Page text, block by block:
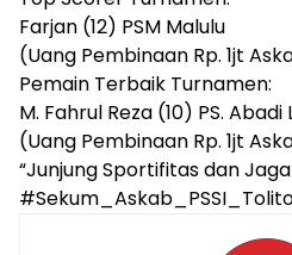
Farjan (12) PSM Malulu
(Uang Pembinaan Rp. 1jt
Pemain Terbaik Turnamen:
M. Fahrul Reza (10) PS. Abadi
(Uang Pembinaan Rp. 1jt
“Junjung Sportifitas dan